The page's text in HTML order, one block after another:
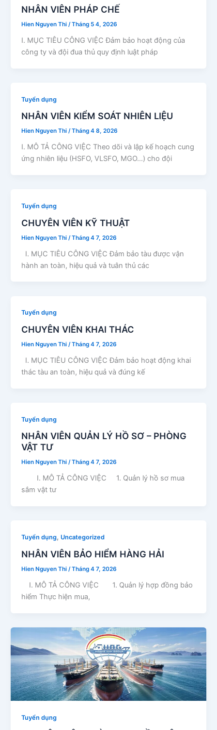
NHÂN VIÊN PHÁP CHẾ
Hien Nguyen Thi/Tháng 5 4, 2026
I. MỤC TIÊU CÔNG VIỆC Đảm bảo hoạt động của
công ty và đội đua thủ quy định luật pháp
Tuyển dụng
NHÂN VIÊN KIỂM SOÁT NHIÊN LIỆU
Hien Nguyen Thi/Tháng 4 8, 2026
I. MÔ TẢ CÔNG VIỆC Theo dõi và lập kế hoạch cung
ứng nhiên liệu (HSFO, VLSFO, MGO…) cho đội
Tuyển dụng
CHUYÊN VIÊN KỸ THUẬT
Hien Nguyen Thi /Tháng 4 7, 2026
I. MỤC TIÊU CÔNG VIỆC Đảm bảo tàu được vận
hành an toàn, hiệu quả và tuân thủ các
Tuyển dụng
CHUYÊN VIÊN KHAI THÁC
Hien Nguyen Thi/Tháng 4 7, 2026
I. MỤC TIÊU CÔNG VIỆC Đảm bảo hoạt động khai
thác tàu an toàn, hiệu quả và đúng kế
Tuyển dụng
NHÂN VIÊN QUẢN LÝ HỒ SƠ – PHÒNG
VẬT TƯ
Hien Nguyen Thi/Tháng 4 7, 2026
I. MÔ TẢ CÔNG VIỆC 1. Quản lý hồ sơ mua
sắm vật tư
Tuyển dụng, Uncategorized
NHÂN VIÊN BẢO HIỂM HÀNG HẢI
Hien Nguyen Thi /Tháng 4 7, 2026
I. MÔ TẢ CÔNG VIỆC 1. Quản lý hợp đồng bảo
hiểm Thực hiện mua,
Tuyển dụng